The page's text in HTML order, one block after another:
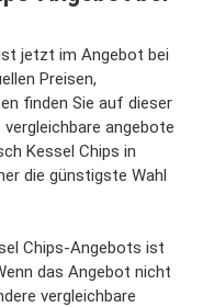
jetzt im Angebot bei
Preisen,
finden Sie auf dieser
angebote
Kessel Chips in
die günstigste Wahl
Chips-Angebots ist
das Angebot nicht
vergleichbare